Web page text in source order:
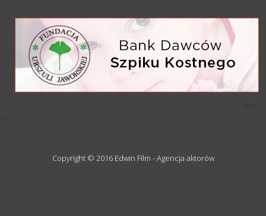
Copyright © 2016 Edwin Film - Agencja aktorów